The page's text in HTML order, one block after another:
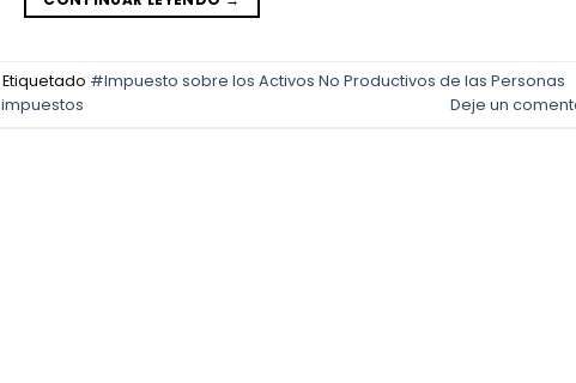
Etiquetado #Impuesto sobre los Activos No Productivos de las Personas
impuestos Deje un